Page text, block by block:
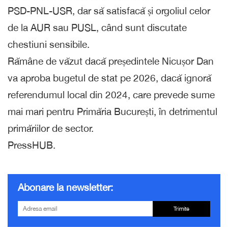
PSD-PNL-USR, dar să satisfacă și orgoliul celor
de la AUR sau PUSL, când sunt discutate
chestiuni sensibile.
Rămâne de văzut dacă președintele Nicușor Dan
va aproba bugetul de stat pe 2026, dacă ignoră
referendumul local din 2024, care prevede sume
mai mari pentru Primăria București, în detrimentul
primăriilor de sector.
PressHUB.
Abonare la newsletter:
Trimite